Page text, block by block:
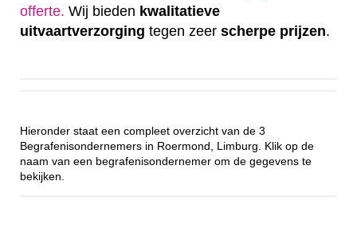
offerte‎. Wij bieden kwalitatieve
uitvaartverzorging tegen zeer scherpe prijzen.
Hieronder staat een compleet overzicht van de 3
Begrafenisondernemers in Roermond, Limburg. Klik op de
naam van een begrafenisondernemer om de gegevens te
bekijken.